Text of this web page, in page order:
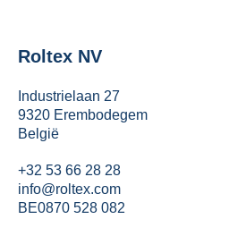
Roltex NV
Industrielaan 27
9320 Erembodegem
België
+32 53 66 28 28
info@roltex.com
BE0870 528 082